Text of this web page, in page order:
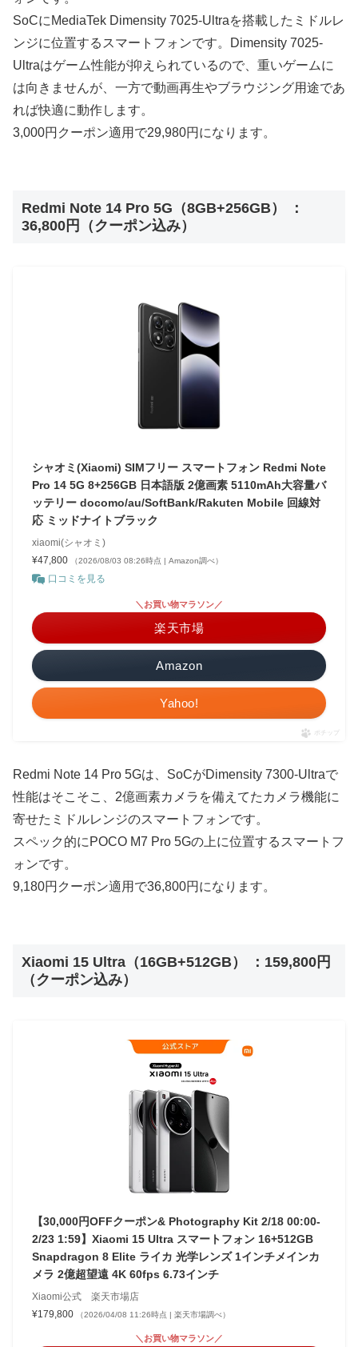
SoCにMediaTek Dimensity 7025-Ultraを搭載したミドルレ
ンジに位置するスマートフォンです。Dimensity 7025-
Ultraはゲーム性能が抑えられているので、重いゲームに
は向きませんが、一方で動画再生やブラウジング用途であ
れば快適に動作します。
3,000円クーポン適用で29,980円になります。
Redmi Note 14 Pro 5G（8GB+256GB） ：
36,800円（クーポン込み）
シャオミ(Xiaomi) SIMフリー スマートフォン Redmi Note
Pro 14 5G 8+256GB 日本語版 2億画素 5110mAh大容量バ
ッテリー docomo/au/SoftBank/Rakuten Mobile 回線対
応 ミッドナイトブラック
xiaomi(シャオミ)
¥47,800
（2026/08/03 08:26時点 | Amazon調べ）
口コミを見る
Amazon
＼お買い物マラソン／
楽天市場
Yahoo!
ポチップ
Redmi Note 14 Pro 5Gは、SoCがDimensity 7300-Ultraで
性能はそこそこ、2億画素カメラを備えてたカメラ機能に
寄せたミドルレンジのスマートフォンです。
スペック的にPOCO M7 Pro 5Gの上に位置するスマートフ
ォンです。
9,180円クーポン適用で36,800円になります。
Xiaomi 15 Ultra（16GB+512GB） ：159,800円
（クーポン込み）
【30,000円OFFクーポン& Photography Kit 2/18 00:00-
2/23 1:59】Xiaomi 15 Ultra スマートフォン 16+512GB
Snapdragon 8 Elite ライカ 光学レンズ 1インチメインカ
メラ 2億超望遠 4K 60fps 6.73インチ
Xiaomi公式 楽天市場店
¥179,800
（2026/04/08 11:26時点 | 楽天市場調べ）
＼お買い物マラソン／